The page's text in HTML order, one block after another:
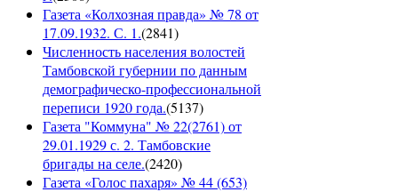
Газета «Колхозная правда» № 78 от
17.09.1932. С. 1.(2841)
Численность населения волостей
Тамбовской губернии по данным
демографическо-профессиональной
переписи 1920 года.(5137)
Газета "Коммуна" № 22(2761) от
29.01.1929 с. 2. Тамбовские
бригады на селе.(2420)
Газета «Голос пахаря» № 44 (653)